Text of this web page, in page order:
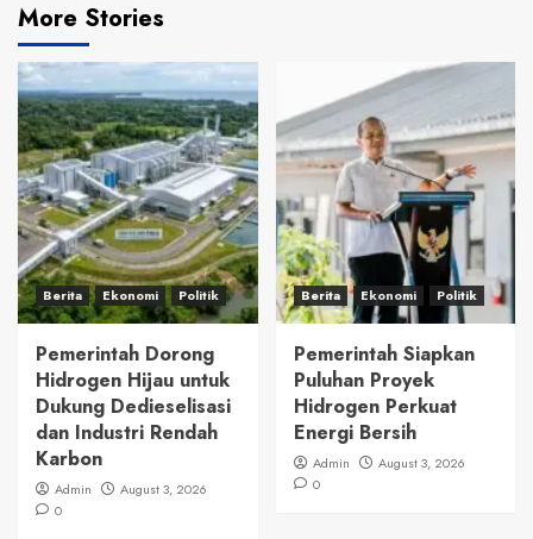
More Stories
Berita Ekonomi Politik
Pemerintah Dorong
Hidrogen Hijau untuk
Dukung Dedieselisasi
dan Industri Rendah
Karbon
Admin
August 3, 2026
0
Berita Ekonomi Politik
Pemerintah Siapkan
Puluhan Proyek
Hidrogen Perkuat
Energi Bersih
Admin
August 3, 2026
0